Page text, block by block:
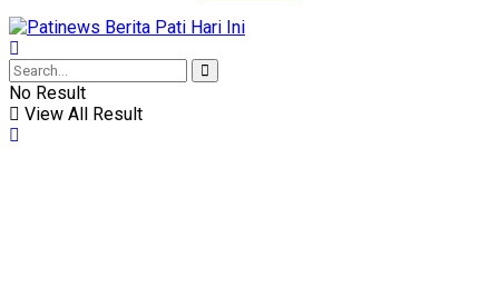
No Result
View All Result